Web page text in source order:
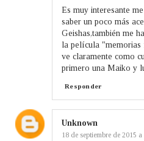
Es muy interesante
saber un poco más
Geishas,también me
la película "memorias
ve claramente como
primero una Maiko y
Responder
Unknown
18 de septiembre de 2015